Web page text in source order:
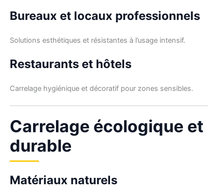
Bureaux et locaux professionnels
Solutions esthétiques et résistantes à l’usage intensif.
Restaurants et hôtels
Carrelage hygiénique et décoratif pour zones sensibles.
Carrelage écologique et
durable
Matériaux naturels